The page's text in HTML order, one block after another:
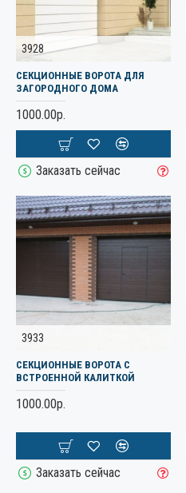
3928
СЕКЦИОННЫЕ ВОРОТА ДЛЯ
ЗАГОРОДНОГО ДОМА
1000.00р.
Заказать сейчас
3933
СЕКЦИОННЫЕ ВОРОТА С
ВСТРОЕННОЙ КАЛИТКОЙ
1000.00р.
Заказать сейчас